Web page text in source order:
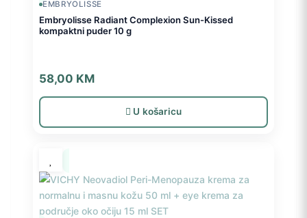
EMBRYOLISSE
Embryolisse Radiant Complexion Sun-Kissed
kompaktni puder 10 g
58,00 KM
U košaricu